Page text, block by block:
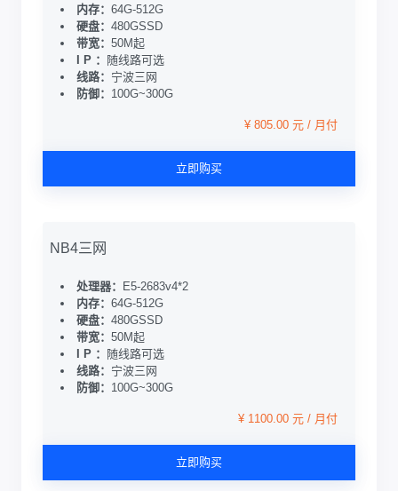
内存： 64G-512G
硬盘： 480GSSD
带宽： 50M起
I P ：
随线路可选
线路： 宁波三网
防御： 100G~300G
¥ 805.00 元 / 月付
立即购买
NB4三网
处理器：
E5-2683v4*2
内存： 64G-512G
硬盘： 480GSSD
带宽： 50M起
I P ：
随线路可选
线路： 宁波三网
防御： 100G~300G
¥ 1100.00 元 / 月付
立即购买